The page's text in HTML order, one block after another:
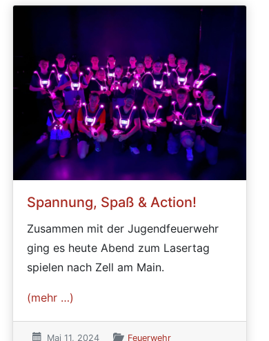
Spannung, Spaß & Action!
Zusammen mit der Jugendfeuerwehr
ging es heute Abend zum Lasertag
spielen nach Zell am Main.
(mehr …)
Veröffentlicht am:
Mai 11, 2024 Veröffentlicht in den Kategorien
Feuerwehr